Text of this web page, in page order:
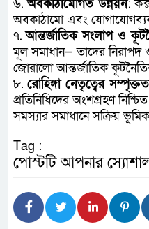
৬.অবকাঠামোগত উন্নয়ন:
অবকাঠামো এবং
৭.আন্তর্জাতিক সংলাপ ও
মূল সমাধান— তাদের নিরাপদ ও
জোরালো আন্তর্জাতিক
৮. রোহিঙ্গা নেতৃত্বের
প্রতিনিধিদের অংশগ্রহণ
সমস্যার সমাধানে সক্রিয়
Tag :
পোস্টটি আপনার